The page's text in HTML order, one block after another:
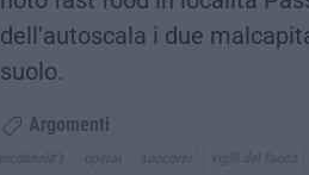
dell’autoscala i due
suolo.
Argomenti